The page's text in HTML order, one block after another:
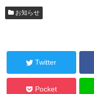
お知らせ
Twitter
Pocket